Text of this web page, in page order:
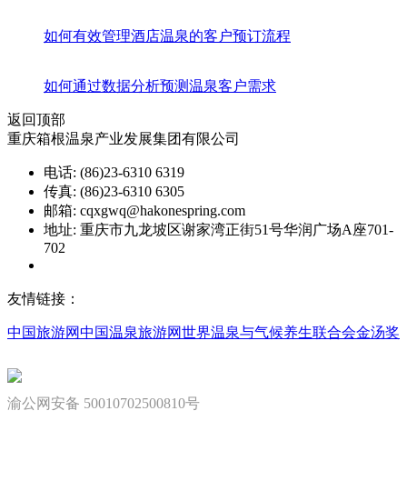
如何有效管理酒店温泉的客户预订流程
如何通过数据分析预测温泉客户需求
返回顶部
重庆箱根温泉产业发展集团有限公司
电话: (86)23-6310 6319
传真: (86)23-6310 6305
邮箱: cqxgwq@hakonespring.com
地址: 重庆市九龙坡区谢家湾正街51号华润广场A座701-
702
友情链接：
中国旅游网中国温泉旅游网世界温泉与气候养生联合会金汤奖
渝公网安备 50010702500810号